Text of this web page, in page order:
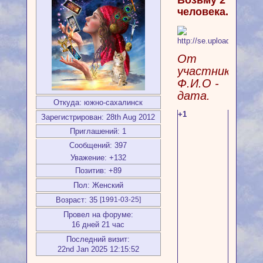
Откуда: южно-сахалинск
Зарегистрирован: 28th Aug 2012
Приглашений: 1
Сообщений: 397
Уважение: +132
Позитив: +89
Пол: Женский
Возраст: 35 [1991-03-25]
Провел на форуме:
16 дней 21 час
Последний визит:
22nd Jan 2025 12:15:52
человека.
От
участника
Ф.И.О -
дата.
+1